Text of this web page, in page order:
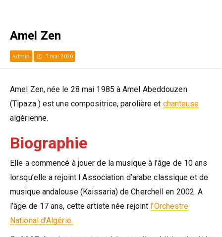
Amel Zen
Admin 7 mai 2020
Amel Zen, née le 28 mai 1985 à Amel Abeddouzen
(Tipaza ) est une compositrice, parolière et chanteuse
algérienne.
Biographie
Elle a commencé à jouer de la musique à l’âge de 10 ans
lorsqu’elle a rejoint l Association d’arabe classique et de
musique andalouse (Kaissaria) de Cherchell en 2002. A
l’âge de 17 ans, cette artiste née rejoint l’Orchestre
National d’Algérie.